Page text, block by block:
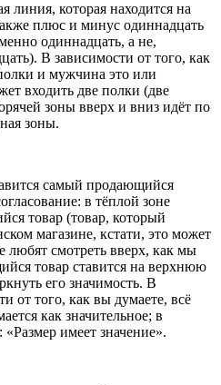
линия, которая находится на
плюс и минус одиннадцать
одиннадцать, а не,
В зависимости от того, как
и мужчина это или
входить две полки (две
зоны вверх и вниз идёт по
зоны.
самый продающийся
в тёплой зоне
товар (товар, который
магазине, кстати, это может
смотреть вверх, как мы
товар ставится на верхнюю
его значимость. В
от того, как вы думаете, всё
как значительное; в
имеет значение».